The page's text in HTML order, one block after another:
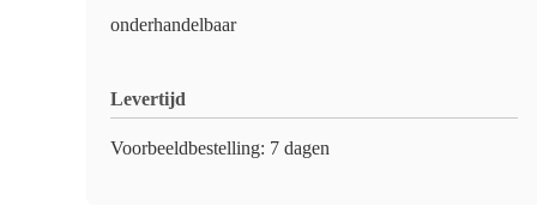
onderhandelbaar
Levertijd
Voorbeeldbestelling: 7 dagen